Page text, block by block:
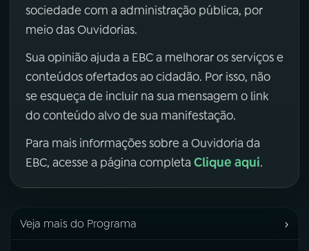
sociedade com a administração pública, por
meio das Ouvidorias.
Sua opinião ajuda a EBC a melhorar os serviços e
conteúdos ofertados ao cidadão. Por isso, não
se esqueça de incluir na sua mensagem o link
do conteúdo alvo de sua manifestação.
Para mais informações sobre a Ouvidoria da
EBC, acesse a página completa Clique aqui.
Veja mais do Programa ›